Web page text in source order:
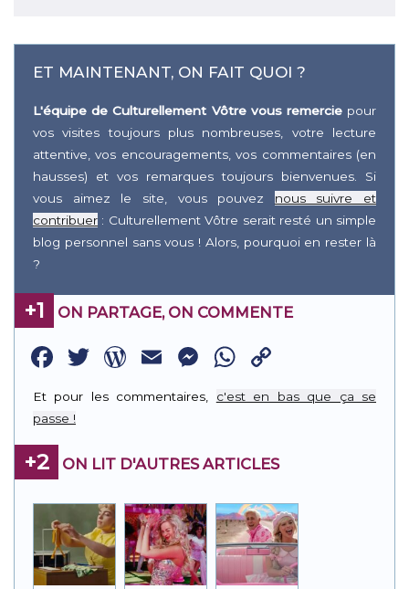
ET MAINTENANT, ON FAIT QUOI ?
L'équipe de Culturellement Vôtre vous remerciepour
vos visites toujours plus nombreuses, votre lecture
attentive, vos encouragements, vos commentaires (en
hausses) et vos remarques toujours bienvenues. Si
vous aimez le site, vous pouvez nous suivre et
contribuer : Culturellement Vôtre serait resté un simple
blog personnel sans vous ! Alors, pourquoi en rester là
?
+1 ON PARTAGE, ON COMMENTE
Facebook
Twitter
WordPress
EmailMessenger
WhatsApp
Link
Et pour les commentaires, c'est en bas que ça se
passe !
+2 ON LIT D'AUTRES ARTICLES